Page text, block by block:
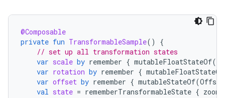
@Composable
private fun TransformableSample()
{
// set up all transformation states
var scale by remember { mutableFloatStateOf(
var rotation by remember { mutableFloatStateOf
var offset by remember { mutableStateOf(Offset
val state = rememberTransformableState {